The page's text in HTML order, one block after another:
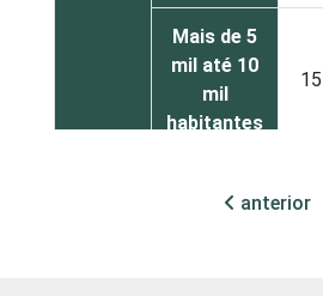
Mais de 5
mil até 10
mil
habitantes
15
mil até 20anterior